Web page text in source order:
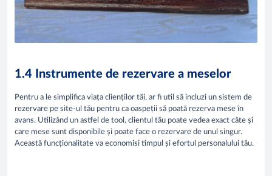
1.4 Instrumente de rezervare a meselor
Pentru a le simplifica viața clienților tăi, ar fi util să incluzi un sistem de
rezervare pe site-ul tău pentru ca oaspeții să poată rezerva mese în
avans. Utilizând un astfel de tool, clientul tău poate vedea exact câte și
care mese sunt disponibile și poate face o rezervare de unul singur.
Această funcționalitate va economisi timpul și efortul personalului tău.